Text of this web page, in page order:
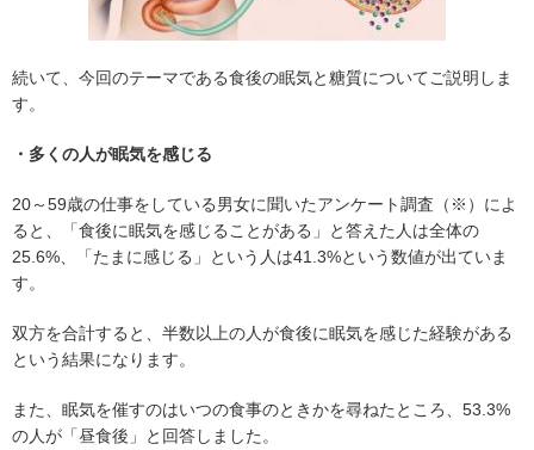
続いて、今回のテーマである食後の眠気と糖質についてご説明しま
す。
・多くの人が眠気を感じる
20～59歳の仕事をしている男女に聞いたアンケート調査（※）によ
ると、「食後に眠気を感じることがある」と答えた人は全体の
25.6%、「たまに感じる」という人は41.3%という数値が出ていま
す。
双方を合計すると、半数以上の人が食後に眠気を感じた経験がある
という結果になります。
また、眠気を催すのはいつの食事のときかを尋ねたところ、53.3%
の人が「昼食後」と回答しました。